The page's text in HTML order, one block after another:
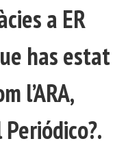
a ER
has estat
l’ARA,